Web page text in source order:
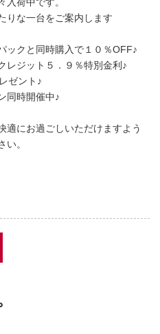
りな一台をご案内します
ックと同時購入で１０％OFF♪
レジット５．９％特別金利♪
ゼント♪
同時開催中♪
適にお過ごしいただけますよう
い。